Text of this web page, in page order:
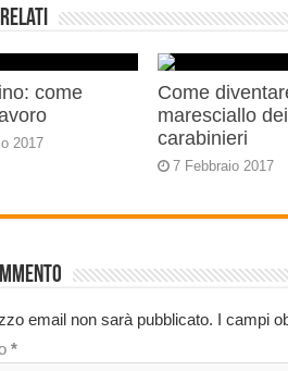
come
2017
Come
maresciallo dei
carabinieri
7 Febbraio 2017
email non sarà pubblicato. I campi
*